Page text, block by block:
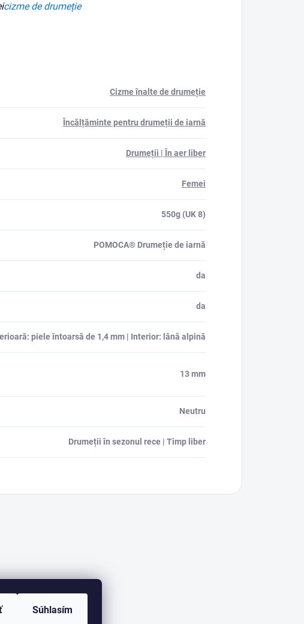
Súhlasím
cizme de drumeție
Cizme înalte de drumeție
Încălțăminte pentru drumeții de iarnă
Drumeții | În aer liber
Femei
550g (UK 8)
POMOCA® Drumeție de iarnă
da
da
piele întoarsă de 1,4 mm | Interior: lână alpină
13 mm
Neutru
Drumeții în sezonul rece | Timp liber